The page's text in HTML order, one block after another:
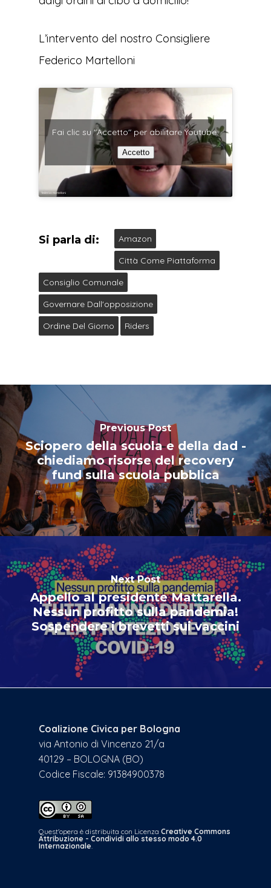
L’intervento del nostro Consigliere
Federico Martelloni
Fai clic su "Accetto" per abilitare Youtube
Accetto
Si parla di:
Amazon
Città Come Piattaforma
Consiglio Comunale
Governare Dall'opposizione
Ordine Del Giorno
Riders
Previous Post
Sciopero della scuola e della dad -
chiediamo risorse del recovery
fund sulla scuola pubblica
Next Post
Appello al presidente Mattarella.
Nessun profitto sulla pandemia!
Sospendere i brevetti sui vaccini
Coalizione Civica per Bologna
via Antonio di Vincenzo 21/a
40129 – BOLOGNA (BO)
Codice Fiscale: 91384900378
Quest'opera è distribuita con Licenza Creative Commons
Attribuzione - Condividi allo stesso modo 4.0
Internazionale.